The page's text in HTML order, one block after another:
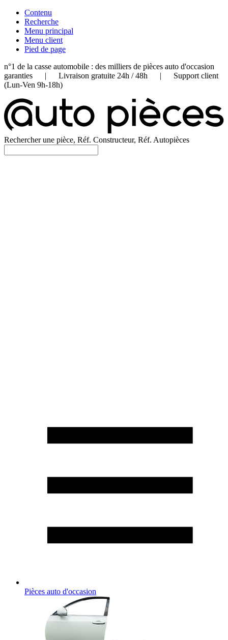
Contenu
Recherche
Menu principal
Menu client
Pied de page
n°1 de la casse automobile : des milliers de pièces auto d'occasion
garanties | Livraison gratuite 24h / 48h | Support client
(Lun-Ven 9h-18h)
Rechercher une pièce, Réf. Constructeur, Réf. Autopièces
Pièces auto d'occasion